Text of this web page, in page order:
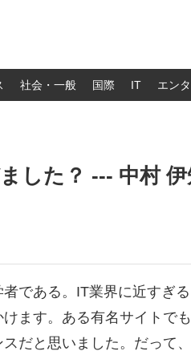
社会・一般 国際 IT エン
した？ --- 中村
である。IT業界に近すぎる
ます。ある有名サイトで
だと思いました。だって